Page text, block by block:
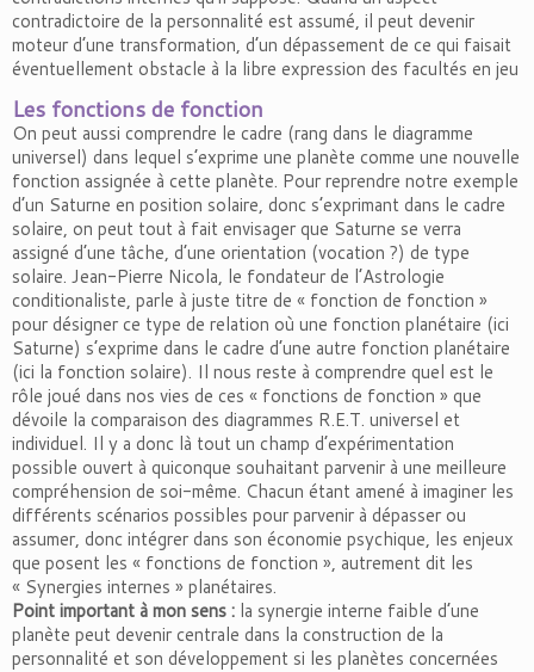
contradictoire de la personnalité est assumé, il peut devenir
moteur d’une transformation, d’un dépassement de ce qui faisait
éventuellement obstacle à la libre expression des facultés en jeu
Les fonctions de fonction
On peut aussi comprendre le cadre (rang dans le diagramme
universel) dans lequel s’exprime une planète comme une nouvelle
fonction assignée à cette planète. Pour reprendre notre exemple
d’un Saturne en position solaire, donc s’exprimant dans le cadre
solaire, on peut tout à fait envisager que Saturne se verra
assigné d’une tâche, d’une orientation (vocation ?) de type
solaire. Jean-Pierre Nicola, le fondateur de l’Astrologie
conditionaliste, parle à juste titre de « fonction de fonction »
pour désigner ce type de relation où une fonction planétaire (ici
Saturne) s’exprime dans le cadre d’une autre fonction planétaire
(ici la fonction solaire). Il nous reste à comprendre quel est le
rôle joué dans nos vies de ces « fonctions de fonction » que
dévoile la comparaison des diagrammes R.E.T. universel et
individuel. Il y a donc là tout un champ d’expérimentation
possible ouvert à quiconque souhaitant parvenir à une meilleure
compréhension de soi-même. Chacun étant amené à imaginer les
différents scénarios possibles pour parvenir à dépasser ou
assumer, donc intégrer dans son économie psychique, les enjeux
que posent les « fonctions de fonction », autrement dit les
« Synergies internes » planétaires.
Point important à mon sens : la synergie interne faible d’une
planète peut devenir centrale dans la construction de la
personnalité et son développement si les planètes concernées